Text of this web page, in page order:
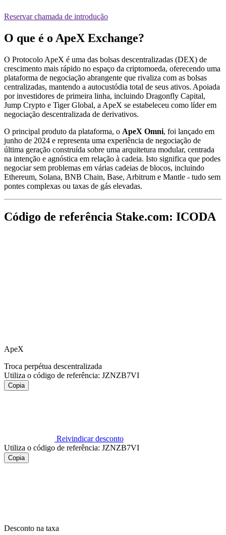
Reservar chamada de introdução
O que é o ApeX Exchange?
O Protocolo ApeX é uma das bolsas descentralizadas (DEX) de
crescimento mais rápido no espaço da criptomoeda, oferecendo uma
plataforma de negociação abrangente que rivaliza com as bolsas
centralizadas, mantendo a autocustódia total de seus ativos. Apoiada
por investidores de primeira linha, incluindo Dragonfly Capital,
Jump Crypto e Tiger Global, a ApeX se estabeleceu como líder em
negociação descentralizada de derivativos.
O principal produto da plataforma, o ApeX Omni, foi lançado em
junho de 2024 e representa uma experiência de negociação de
última geração construída sobre uma arquitetura modular, centrada
na intenção e agnóstica em relação à cadeia. Isto significa que podes
negociar sem problemas em várias cadeias de blocos, incluindo
Ethereum, Solana, BNB Chain, Base, Arbitrum e Mantle - tudo sem
pontes complexas ou taxas de gás elevadas.
Código de referência Stake.com: ICODA
ApeX
Troca perpétua descentralizada
Utiliza o código de referência: JZNZB7VI
Copia
Reivindicar desconto
Utiliza o código de referência: JZNZB7VI
Copia
Desconto na taxa